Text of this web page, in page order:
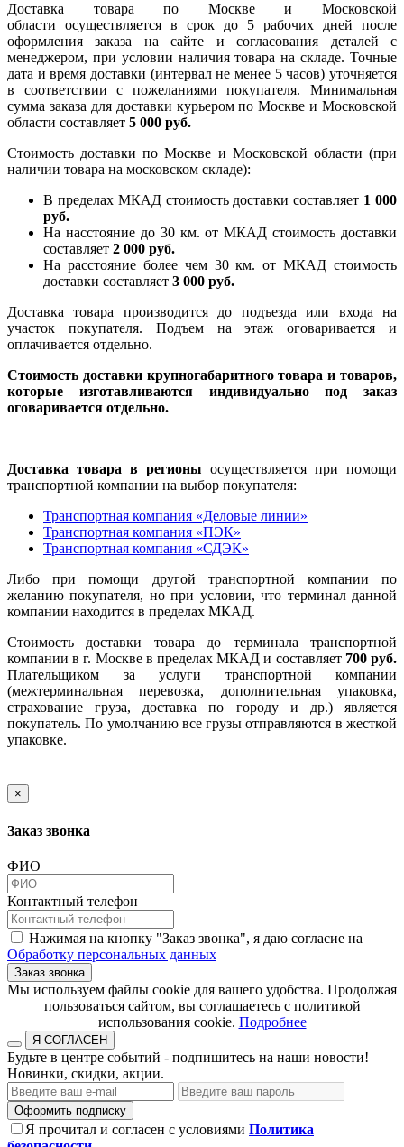
Доставка товара по Москве и Московской
области осуществляется в срок до 5 рабочих дней после
оформления заказа на сайте и согласования деталей с
менеджером, при условии наличия товара на складе. Точные
дата и время доставки (интервал не менее 5 часов) уточняется
в соответствии с пожеланиями покупателя. Минимальная
сумма заказа для доставки курьером по Москве и Московской
области составляет 5 000 руб.
Стоимость доставки по Москве и Московской области (при
наличии товара на московском складе):
В пределах МКАД стоимость доставки составляет 1 000
руб.
На насcтояние до 30 км. от МКАД стоимость доставки
составляет 2 000 руб.
На расстояние более чем 30 км. от МКАД стоимость
доставки составляет 3 000 руб.
Доставка товара производится до подъезда или входа на
участок покупателя. Подъем на этаж оговаривается и
оплачивается отдельно.
Стоимость доставки крупногабаритного товара и товаров,
которые изготавливаются индивидуально под заказ
оговаривается отдельно.
Доставка товара в регионы осуществляется при помощи
транспортной компании на выбор покупателя:
Транспортная компания «Деловые линии»
Транспортная компания «ПЭК»
Транспортная компания «СДЭК»
Либо при помощи другой транспортной компании по
желанию покупателя, но при условии, что терминал данной
компании находится в пределах МКАД.
Стоимость доставки товара до терминала транспортной
компании в г. Москве в пределах МКАД и составляет 700 руб.
Плательщиком за услуги транспортной компании
(межтерминальная перевозка, дополнительная упаковка,
страхование груза, доставка по городу и др.) является
покупатель. По умолчанию все грузы отправляются в жесткой
упаковке.
×
Заказ звонка
ФИО
Контактный телефон
Нажимая на кнопку "Заказ звонка", я даю согласие на
Обработку персональных данных
Заказ звонка
​​​​​​​Мы используем файлы cookie для вашего удобства. Продолжая
пользоваться сайтом, вы соглашаетесь с политикой
использования cookie.​​​​​​​ Подробнее
Я СОГЛАСЕН
Будьте в центре событий - подпишитесь на наши новости!
Новинки, скидки, акции.
Оформить подписку
Я прочитал и согласен с условиями Политика